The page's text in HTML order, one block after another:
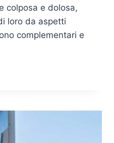
colposa e dolosa,
loro da aspetti
complementari e